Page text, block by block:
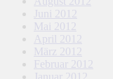
Juni 2012
Mai 2012
April 2012
März 2012
Februar 2012